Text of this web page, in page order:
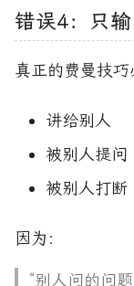
错误4：只
真正的费曼技巧
讲给别人
被别人提问
被别人打断
因为：
“别人问的问